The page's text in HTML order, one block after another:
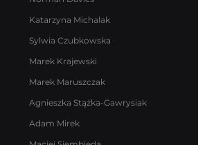
Katarzyna Michalak
Sylwia Czubkowska
Marek Krajewski
Marek Maruszczak
Agnieszka Stążka-Gawrysiak
Adam Mirek